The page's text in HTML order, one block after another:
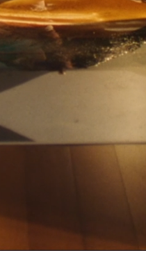
暢銷產品
預計送達日期 8/8/26
預計送達日期8/8/26